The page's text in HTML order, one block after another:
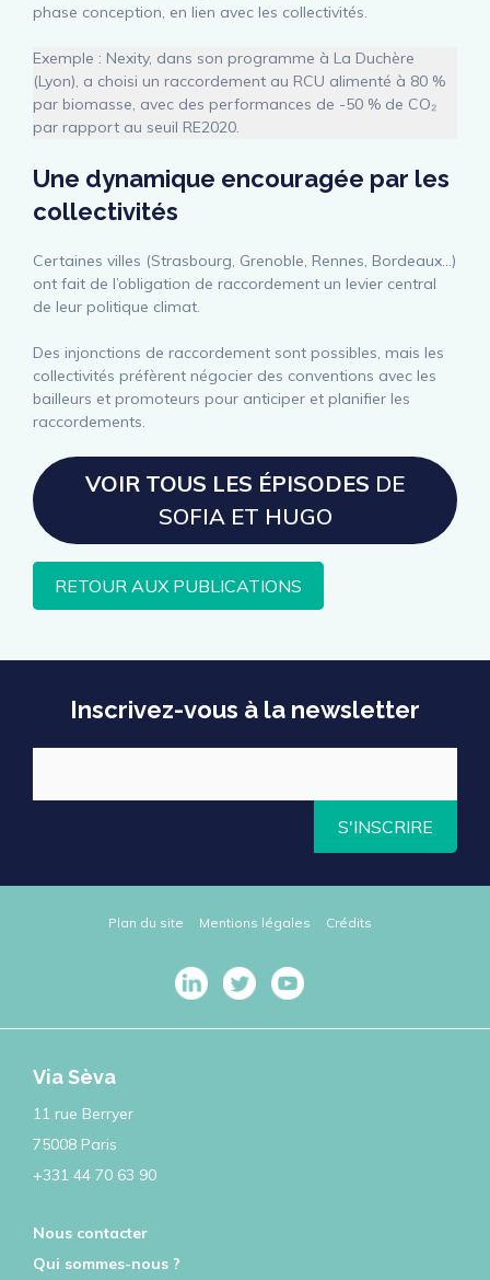
phase conception, en lien avec les collectivités.
Exemple : Nexity, dans son programme à La Duchère
(Lyon), a choisi un raccordement au RCU alimenté à 80 %
par biomasse, avec des performances de -50 % de CO₂
par rapport au seuil RE2020.
Une dynamique encouragée par les
collectivités
Certaines villes (Strasbourg, Grenoble, Rennes, Bordeaux…)
ont fait de l’obligation de raccordement un levier central
de leur politique climat.
Des injonctions de raccordement sont possibles, mais les
collectivités préfèrent négocier des conventions avec les
bailleurs et promoteurs pour anticiper et planifier les
raccordements.
VOIR TOUS LES ÉPISODES DE
SOFIA ET HUGO
RETOUR AUX PUBLICATIONS
Inscrivez-vous à la newsletter
S'INSCRIRE
Plan du site Mentions légales Crédits
Via Sèva
11 rue Berryer
75008 Paris
+331 44 70 63 90
Nous contacter
Qui sommes-nous ?